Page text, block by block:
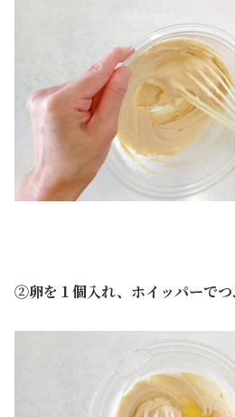
②卵を１個入れ、ホイッパーでつ